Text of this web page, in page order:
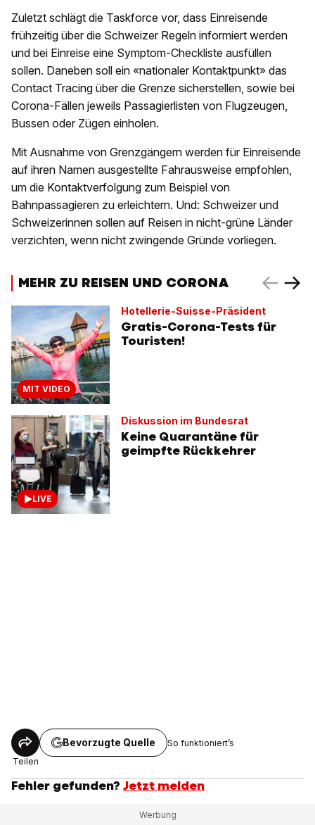
Zuletzt schlägt die Taskforce vor, dass Einreisende
frühzeitig über die Schweizer Regeln informiert werden
und bei Einreise eine Symptom-Checkliste ausfüllen
sollen. Daneben soll ein «nationaler Kontaktpunkt» das
Contact Tracing über die Grenze sicherstellen, sowie bei
Corona-Fällen jeweils Passagierlisten von Flugzeugen,
Bussen oder Zügen einholen.
Mit Ausnahme von Grenzgängern werden für Einreisende
auf ihren Namen ausgestellte Fahrausweise empfohlen,
um die Kontaktverfolgung zum Beispiel von
Bahnpassagieren zu erleichtern. Und: Schweizer und
Schweizerinnen sollen auf Reisen in nicht-grüne Länder
verzichten, wenn nicht zwingende Gründe vorliegen.
MEHR ZU REISEN UND CORONA
MIT VIDEO
Hotellerie-Suisse-Präsident
Gratis-Corona-Tests für
Touristen!
LIVE
Diskussion im Bundesrat
Keine Quarantäne für
geimpfte Rückkehrer
Teilen
Bevorzugte Quelle So funktioniert’s
Fehler gefunden? Jetzt melden